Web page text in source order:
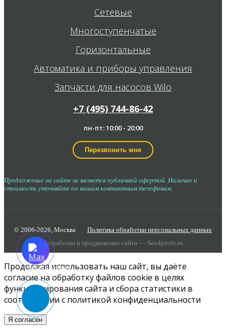
Сетевые
Многоступенчатые
Горизонтальные
Автоматика и приборы управления
Запчасти для насосов Wilo
+7 (495) 744-86-42
пн-пт: 10:00 - 20:00
Перезвонить мне
Предложение на сайте не является публичной офертой. Наличие и
стоимость уточняйте по нашим контактным телефонам.
© 2006-2026, Москва
Политика обработки персональных данных
Разработка и продвижение сайта — Seo4profit.ru
Продолжая использовать наш сайт, вы даёте
согласиена обработку файлов cookie в целях
функционирования сайта и сбора статистики в
соответствии с политикой конфиденциальности
Я согласен